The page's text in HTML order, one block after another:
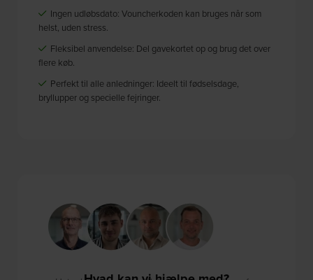
Ingen udløbsdato: Vouncherkoden kan bruges når som
helst, uden stress.
Fleksibel anvendelse: Del gavekortet op og brug det over
flere køb.
Perfekt til alle anledninger: Ideelt til fødselsdage,
bryllupper og specielle fejringer.